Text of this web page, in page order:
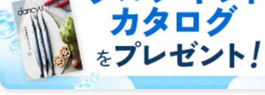
詳細をみる ＞
全804件中 211 〜 240 件を表示